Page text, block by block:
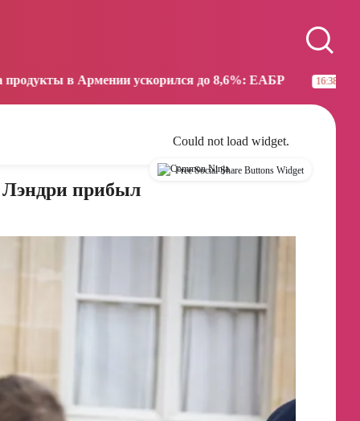
ускорился до 8,6%: ЕАБР 16:38 Трамп: США больше
Could not load widget.
Free Social Share Buttons Widget
прибыл